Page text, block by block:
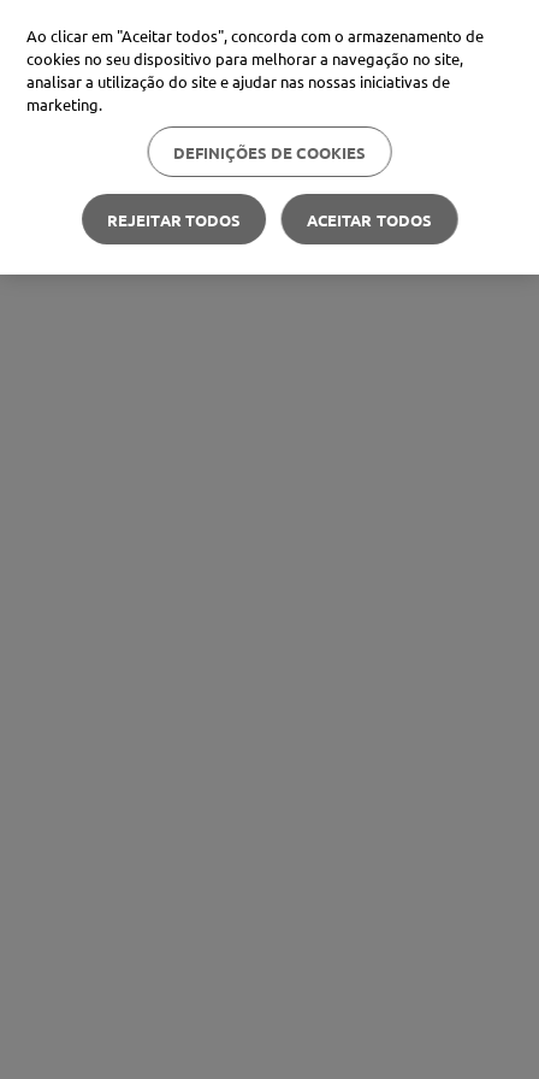
Ao clicar em "Aceitar todos", concorda com o armazenamento de
cookies no seu dispositivo para melhorar a navegação no site,
analisar a utilização do site e ajudar nas nossas iniciativas de
marketing.
DEFINIÇÕES DE COOKIES
REJEITAR TODOS ACEITAR TODOS